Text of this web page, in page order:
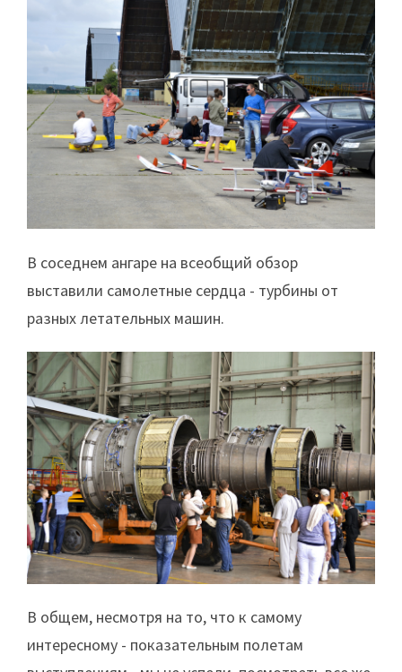
В соседнем ангаре на всеобщий обзор
выставили самолетные сердца - турбины от
разных летательных машин.
В общем, несмотря на то, что к самому
интересному - показательным полетам